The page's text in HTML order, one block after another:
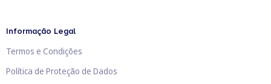
Informação Legal
Termos e Condições
Política de Proteção de Dados